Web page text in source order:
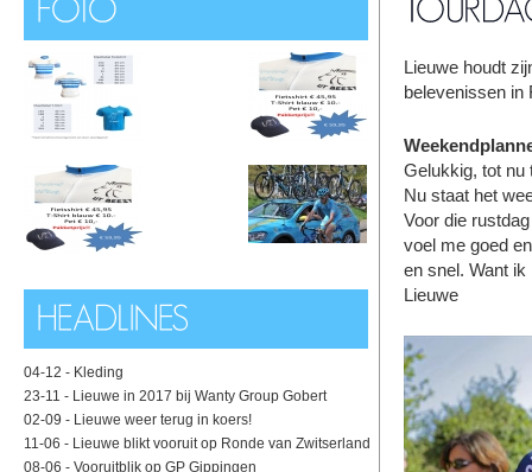
04-12 - Kleding
23-11 - Lieuwe in 2017 bij Wanty Group Gobert
02-09 - Lieuwe weer terug in koers!
11-06 - Lieuwe blikt vooruit op Ronde van Zwitserland
08-06 - Vooruitblik op GP Gippingen
Lieuwe houdt
belevenissen in
Gelukkig, tot nu
Nu staat het
Voor die
voel me goed
en snel. Want
Lieuwe